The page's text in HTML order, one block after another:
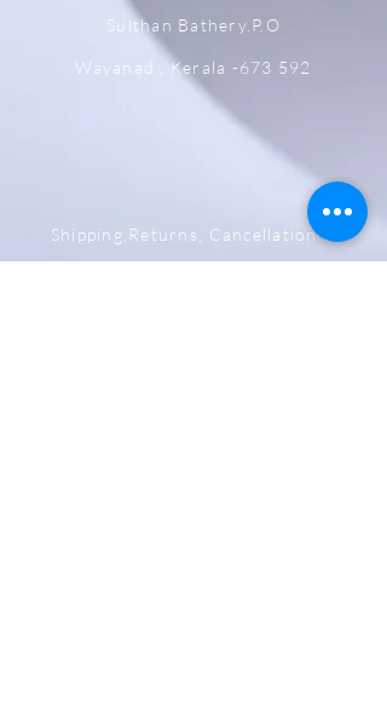
Sulthan Bathery.P.O
Wayanad , Kerala -673 592
Shipping,Returns, Cancellation &